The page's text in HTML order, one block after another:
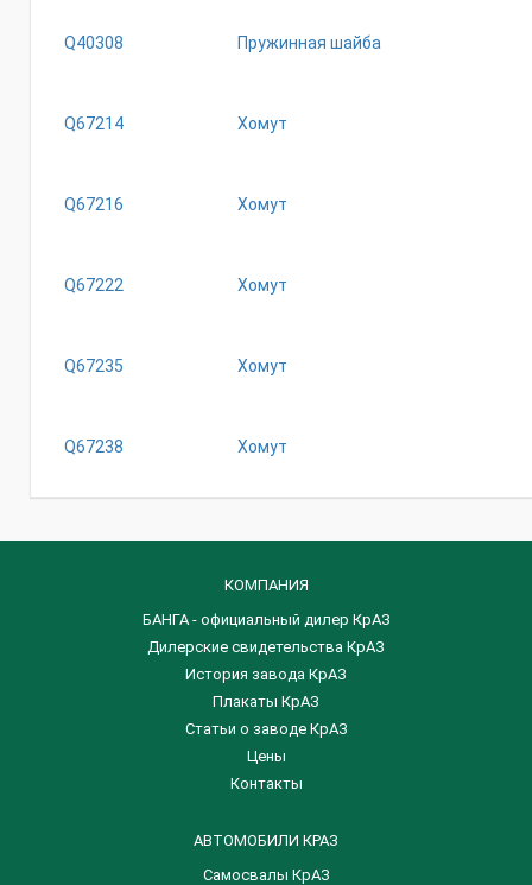
Q40308 Пружинная шайба
Q67214 Хомут
Q67216 Хомут
Q67222 Хомут
Q67235 Хомут
Q67238 Хомут
КОМПАНИЯ
БАНГА - официальный дилер КрАЗ
Дилерские свидетельства КрАЗ
История завода КрАЗ
Плакаты КрАЗ
Статьи о заводе КрАЗ
Цены
Контакты
АВТОМОБИЛИ КРАЗ
Самосвалы КрАЗ